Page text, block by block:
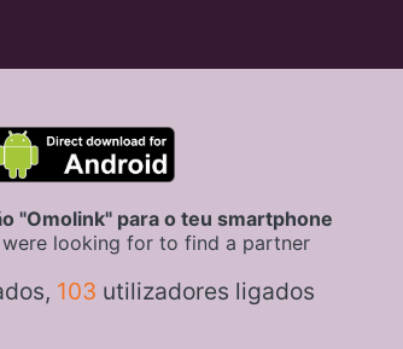
"Omolink" para o teu smartphone
looking for to find a partner
103 utilizadores ligados